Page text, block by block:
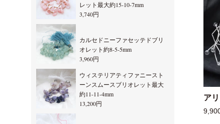
ア
レット最大約15-10-7mm
3,740円
カルセドニーファセッテドブリ
オレット約8-5-5mm
3,960円
ウィステリアティファニースト
ーンスムースブリオレット最大
約11-11-4mm
13,200円